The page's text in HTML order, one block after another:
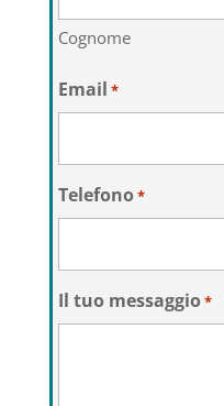
Cognome
Email *
Telefono*
Il tuo messaggio*